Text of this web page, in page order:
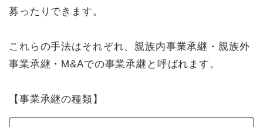
募ったりできます。
これらの手法はそれぞれ、親族内事業承継・親族外
事業承継・M&Aでの事業承継と呼ばれます。
【事業承継の種類】